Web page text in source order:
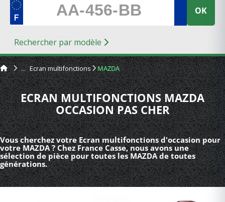
OK
Rechercher par modèle
Ecran multifonctions MAZDA
ECRAN MULTIFONCTIONS MAZDA
OCCASION PAS CHER
Vous cherchez votre Ecran multifonctions d'occasion pour
votre MAZDA ? Chez France Casse, nous avons une
sélection de pièce pour toutes les MAZDA de toutes
générations.